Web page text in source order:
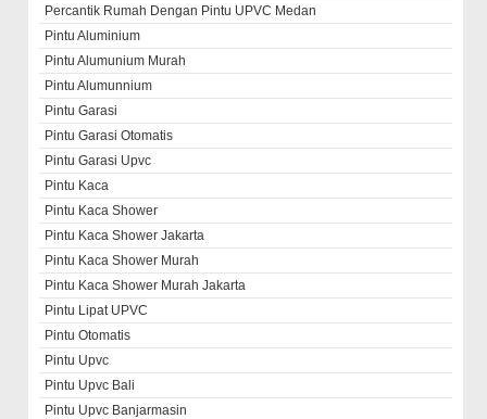
Percantik Rumah Dengan Pintu UPVC Medan
Pintu Aluminium
Pintu Alumunium Murah
Pintu Alumunnium
Pintu Garasi
Pintu Garasi Otomatis
Pintu Garasi Upvc
Pintu Kaca
Pintu Kaca Shower
Pintu Kaca Shower Jakarta
Pintu Kaca Shower Murah
Pintu Kaca Shower Murah Jakarta
Pintu Lipat UPVC
Pintu Otomatis
Pintu Upvc
Pintu Upvc Bali
Pintu Upvc Banjarmasin